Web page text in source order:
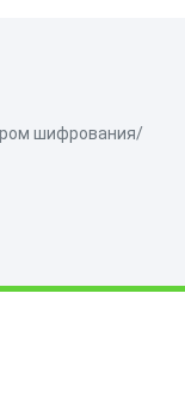
шифрования/